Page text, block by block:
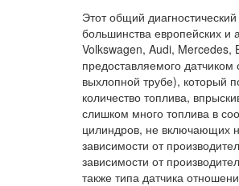
Этот общий
большинства европейских и
Volkswagen, Audi, Mercedes,
предоставляемого
выхлопной трубе), который
количество топлива,
слишком много топлива в
цилиндров, не включающих
зависимости от
зависимости от
также типа датчика